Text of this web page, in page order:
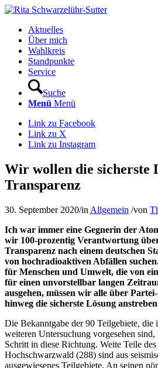
Aktuelles
Über mich
Wahlkreis
Standpunkte
Service
Suche
Menü Menü
Link zu Facebook
Link zu X
Link zu Instagram
Wir wollen die sicherste
Transparenz
30. September 2020/in Allgemein /von
Ich war immer eine Gegnerin der
wir 100-prozentig Verantwortung
Transparenz nach einem deutschen
von hochradioaktiven Abfällen
für Menschen und Umwelt, die von
für einen unvorstellbar langen
ausgehen, müssen wir alle über
hinweg die sicherste Lösung
Die Bekanntgabe der 90 Teilgebiete, die
weiteren Untersuchung vorgesehen
Schritt in diese Richtung. Weite Teile
Hochschwarzwald (288) sind aus
ausgewiesenes Teilgebiete. An seinen